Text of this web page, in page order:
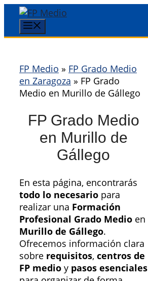
Saltar
contenido
FP Medio » FP Grado Medio
en Zaragoza » FP Grado
Medio en Murillo de Gállego
FP Grado Medio
en Murillo de
Gállego
En esta página, encontrarás
todo lo necesario para
realizar una Formación
Profesional Grado Medio en
Murillo de Gállego.
Ofrecemos información clara
sobre requisitos, centros de
FP medio y pasos esenciales